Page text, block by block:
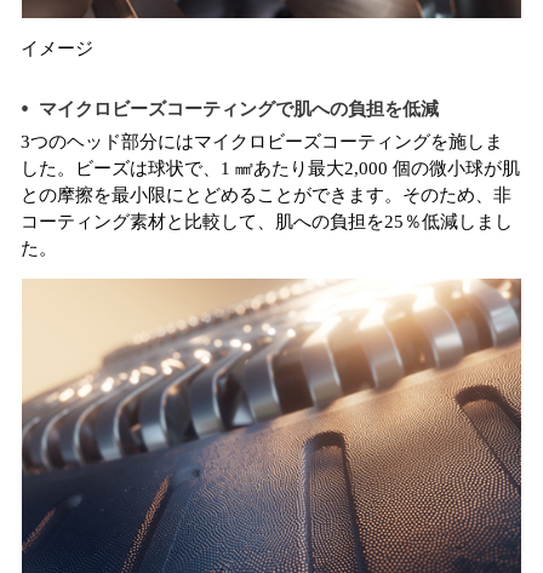
イメージ
マイクロビーズコーティングで肌への負担を低減
3つのヘッド部分にはマイクロビーズコーティングを施しま
した。ビーズは球状で、1 ㎟あたり最大2,000 個の微小球が肌
との摩擦を最小限にとどめることができます。そのため、非
コーティング素材と比較して、肌への負担を25％低減しまし
た。